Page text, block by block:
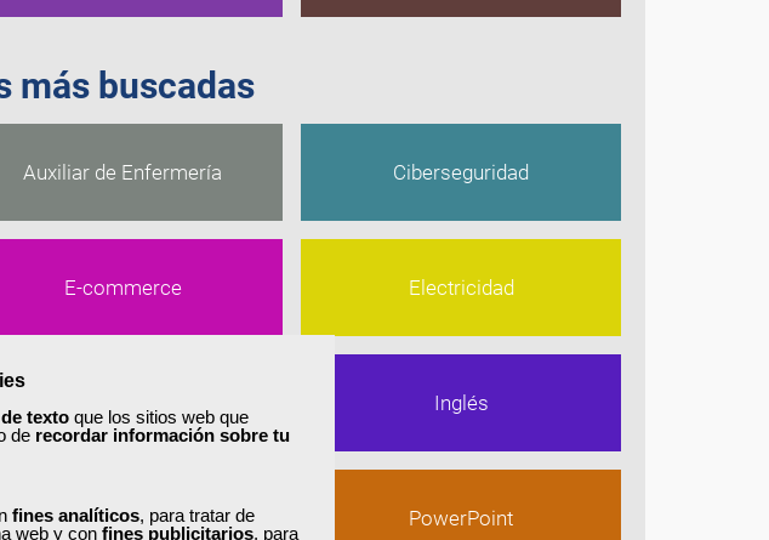
texto que los sitios web que
de recordar información sobre tu
fines analíticos, para tratar de
web y con fines publicitarios, para
más buscadas
Auxiliar de Enfermería Ciberseguridad
E-commerce Electricidad
Inglés
Photoshop PowerPoint